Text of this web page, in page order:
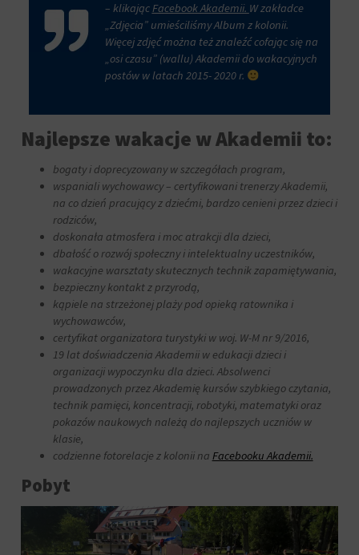
– klikającFacebook Akademii. W zakładce
„Zdjęcia” umieściliśmy Album z kolonii.
Więcej zdjęć można też znaleźć cofając się na
„osi czasu” (wallu) Akademii do wakacyjnych
postów w latach 2015- 2020 r.
Najlepsze wakacje w Akademii to:
bogaty i doprecyzowany w szczegółach program,
wspaniali wychowawcy – certyfikowani trenerzy Akademii,
na co dzień pracujący z dziećmi, bardzo cenieni przez dzieci i
rodziców,
doskonała atmosfera i moc atrakcji dla dzieci,
dbałość o rozwój społeczny i intelektualny uczestników,
wakacyjne warsztaty skutecznych technik zapamiętywania,
bezpieczny kontakt z przyrodą,
kąpiele na strzeżonej plaży pod opieką ratownika i
wychowawców,
certyfikat organizatora turystyki w woj. W-M nr 9/2016,
19 lat doświadczenia Akademii w edukacji dzieci i
organizacji wypoczynku dla dzieci. Absolwenci
prowadzonych przez Akademię kursów szybkiego czytania,
technik pamięci, koncentracji, robotyki, matematyki oraz
pokazów naukowych należą do najlepszych uczniów w
klasie,
codzienne fotorelacje z kolonii na Facebooku Akademii.
Pobyt